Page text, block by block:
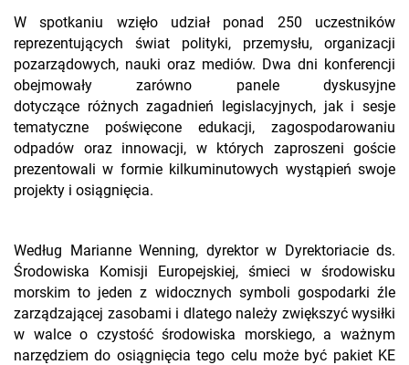
W spotkaniu wzięło udział ponad 250 uczestników
reprezentujących świat polityki, przemysłu, organizacji
pozarządowych, nauki oraz mediów. Dwa dni konferencji
obejmowały zarówno panele dyskusyjne
dotyczące różnych zagadnień legislacyjnych, jak i sesje
tematyczne poświęcone edukacji, zagospodarowaniu
odpadów oraz innowacji, w których zaproszeni goście
prezentowali w formie kilkuminutowych wystąpień swoje
projekty i osiągnięcia.
Według Marianne Wenning, dyrektor w Dyrektoriacie ds.
Środowiska Komisji Europejskiej, śmieci w środowisku
morskim to jeden z widocznych symboli gospodarki źle
zarządzającej zasobami i dlatego należy zwiększyć wysiłki
w walce o czystość środowiska morskiego, a ważnym
narzędziem do osiągnięcia tego celu może być pakiet KE